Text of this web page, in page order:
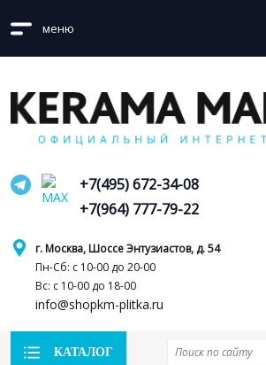
меню
г. Москва, Шоссе Энтузиастов, д. 54
Пн-Сб: с 10-00 до 20-00
Вс: с 10-00 до 18-00
info@shopkm-plitka.ru
+7(495) 672-34-08
+7(964) 777-79-22
КАТАЛОГ